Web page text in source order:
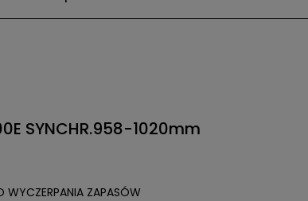
SYNCHR.958-1020mm
WYCZERPANIA ZAPASÓW